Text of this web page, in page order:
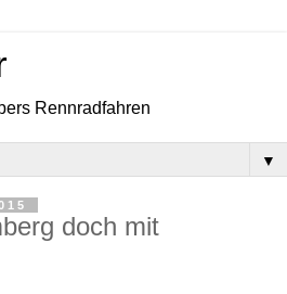
Rennradfahren
▼
doch mit